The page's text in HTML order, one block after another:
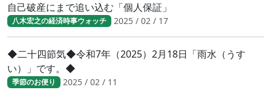
自己破産にまで追い込む「個人保証」
八木宏之の経済時事ウォッチ 2025 / 02 / 17
◆二十四節気◆令和7年（2025）2月18日「雨水（うす
い）」です。◆
季節のお便り 2025 / 02 / 11